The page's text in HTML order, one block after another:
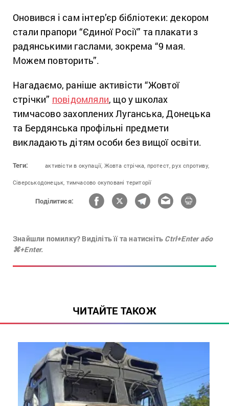
Оновився і сам інтер’єр бібліотеки: декором
стали прапори “Єдиної Росії” та плакати з
радянськими гаслами, зокрема “9 мая.
Можем повторить”.
Нагадаємо, раніше активісти “Жовтої
стрічки” повідомляли, що у школах
тимчасово захоплених Луганська, Донецька
та Бердянська профільні предмети
викладають дітям особи без вищої освіти.
Теги: активісти в окупації, Жовта стрічка, протест, рух спротиву,
Сіверськодонецьк, тимчасово окуповані території
Поділитися:
Знайшли помилку? Виділіть її та натисніть Ctrl+Enter або
⌘+Enter.
ЧИТАЙТЕ ТАКОЖ